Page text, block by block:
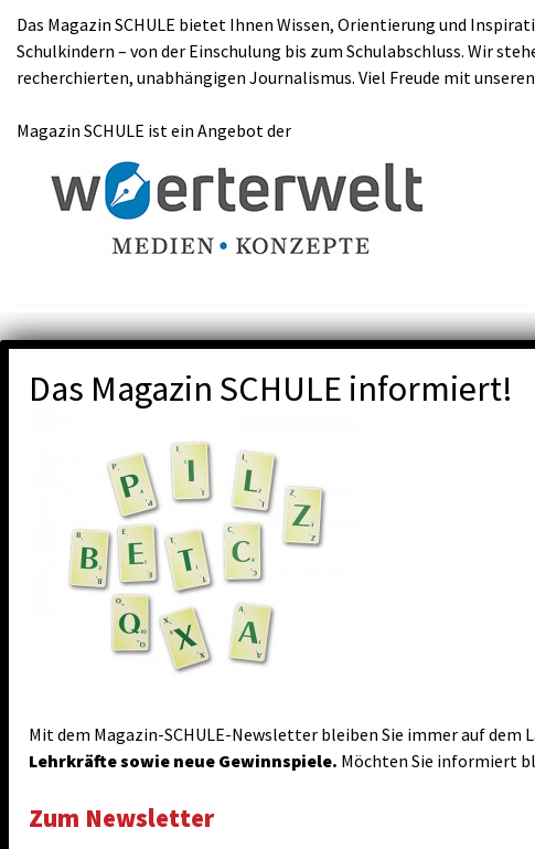
Das Magazin SCHULE bietet Ihnen Wissen, Orientierung und
Schulkindern – von der Einschulung bis zum Schulabschluss. Wir
recherchierten, unabhängigen Journalismus. Viel Freude mit
Magazin SCHULE ist ein Angebot der
Das Magazin SCHULE informiert!
Mit dem Magazin-SCHULE-Newsletter bleiben Sie immer auf
Lehrkräfte sowie neue Gewinnspiele. Möchten Sie informiert
Zum Newsletter